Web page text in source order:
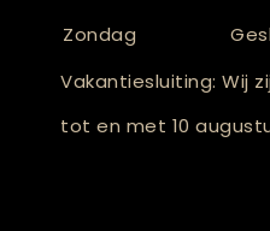
Zondag
Vakantiesluiting: Wij
tot en met 10